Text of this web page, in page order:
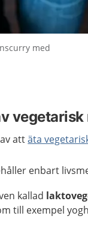
med
vegetarisk
attäta
enbart
kallad
till exempel